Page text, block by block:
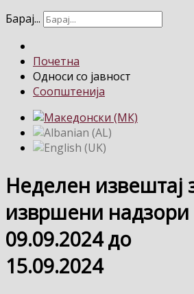
Барај...
Почетна
Односи со јавност
Соопштенија
Неделен извештај
извршени
09.09.2024 до
15.09.2024